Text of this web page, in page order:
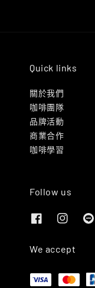
Quick links
關於我們
咖啡團隊
品牌活動
商業合作
咖啡學習
Follow us
We accept